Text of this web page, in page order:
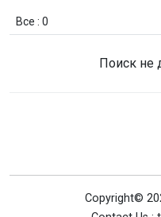
Все : 0
Поиск не
Copyright©